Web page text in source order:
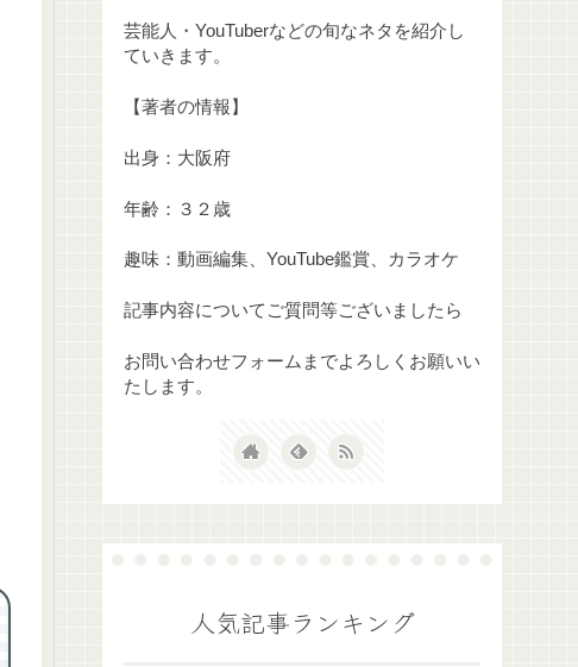
芸能人・YouTuberなどの旬なネタを紹介し
ていきます。
【著者の情報】
出身：大阪府
年齢：３２歳
趣味：動画編集、YouTube鑑賞、カラオケ
記事内容についてご質問等ございましたら
お問い合わせフォームまでよろしくお願いい
たします。
人気記事ランキング